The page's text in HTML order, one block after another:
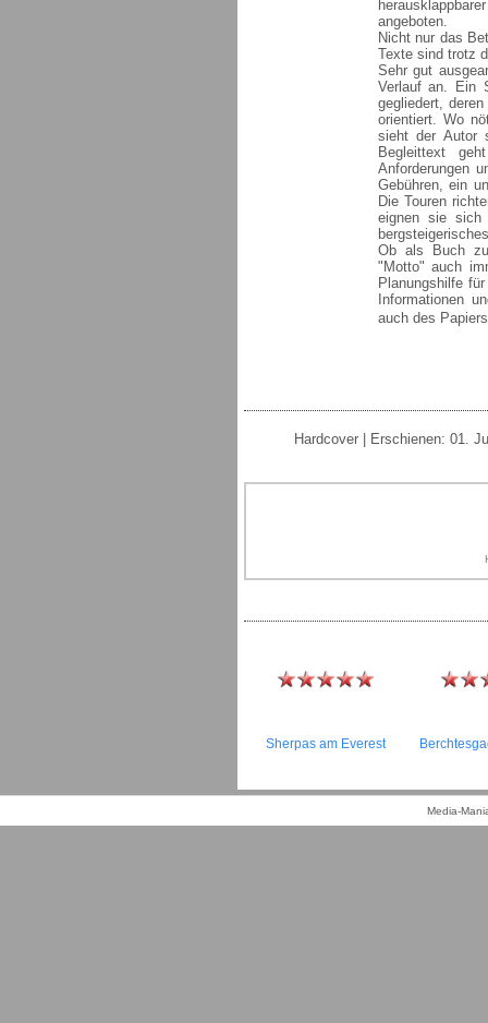
angeboten.
Nicht nur das
Texte sind trotz
Sehr gut
Verlauf an. Ein
gegliedert,
orientiert. Wo
sieht der Autor
Begleittext
Anforderungen
Gebühren, ein
Die Touren
eignen sie sich
Ob als Buch
"Motto" auch
Planungshilfe
Informationen
auch des
Hardcover | Erschienen: 01.
Sherpas am Everest
Media-